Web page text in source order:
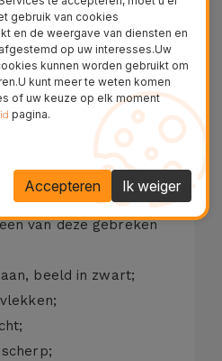
van uw OnePlus
het maken van selfies
met uw
van deze gebreken
beeld in zwart;
gebruik van cookies
en de weergave van diensten en
op uw interesses.Uw
kunnen worden gebruikt om
kunt meer te weten komen
of uw keuze op elk moment
pagina.
Ik weiger
Accepteren